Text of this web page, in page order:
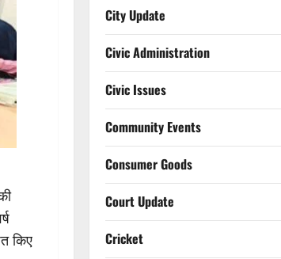
किए
City Update
Civic Administration
Civic Issues
Community Events
Consumer Goods
Court Update
Cricket